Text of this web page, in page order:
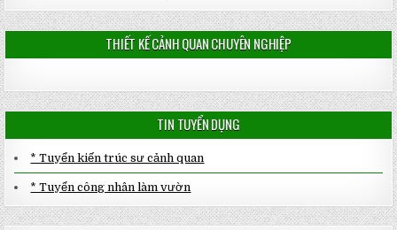
THIẾT KẾ CẢNH QUAN CHUYÊN NGHIỆP
TIN TUYỂN DỤNG
* Tuyển kiến trúc sư cảnh quan
* Tuyển công nhân làm vườn